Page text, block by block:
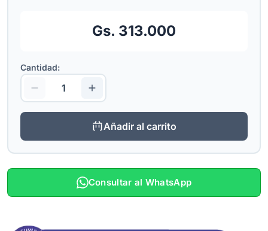
Gs. 313.000
Cantidad:
Añadir al carrito
Consultar al WhatsApp